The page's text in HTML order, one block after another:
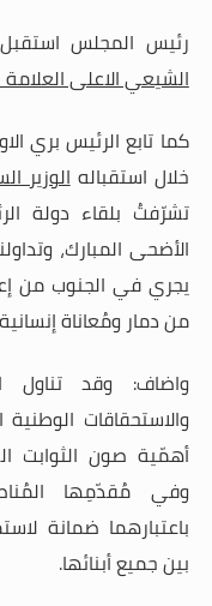
رئيس المجلس
الشيعي الاعلى
كما تابع الرئيس بري
خلال استقبالهالوزير
تشرّفتُ بلقاء دولة
الأضحى المبارك،
يجري في الجنوب من
من دمار ومُعاناة
واضاف: وقد تناول
والاستحقاقات
أهمّية صون الثوابت
وفي مُقدّمِها
باعتبارهما ضمانة
بين جميع أبنائها.